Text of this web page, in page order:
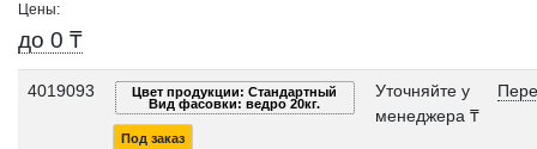
Цены:
до 0 ₸
4019093
Цвет продукции: Стандартный
Вид фасовки: ведро 20кг.
Под заказ
Уточняйте у
менеджера ₸